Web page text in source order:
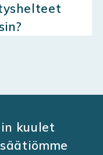
kuulet